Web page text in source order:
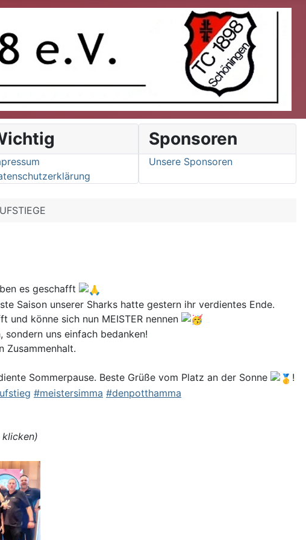
Sponsoren
Unsere Sponsoren
es geschafft
Saison unserer Sharks hatte gestern ihr verdientes Ende.
und könne sich nun MEISTER nennen
uns einfach bedanken!
Zusammenhalt.
Sommerpause. Beste Grüße vom Platz an der Sonne
!
#meistersimma #denpotthamma